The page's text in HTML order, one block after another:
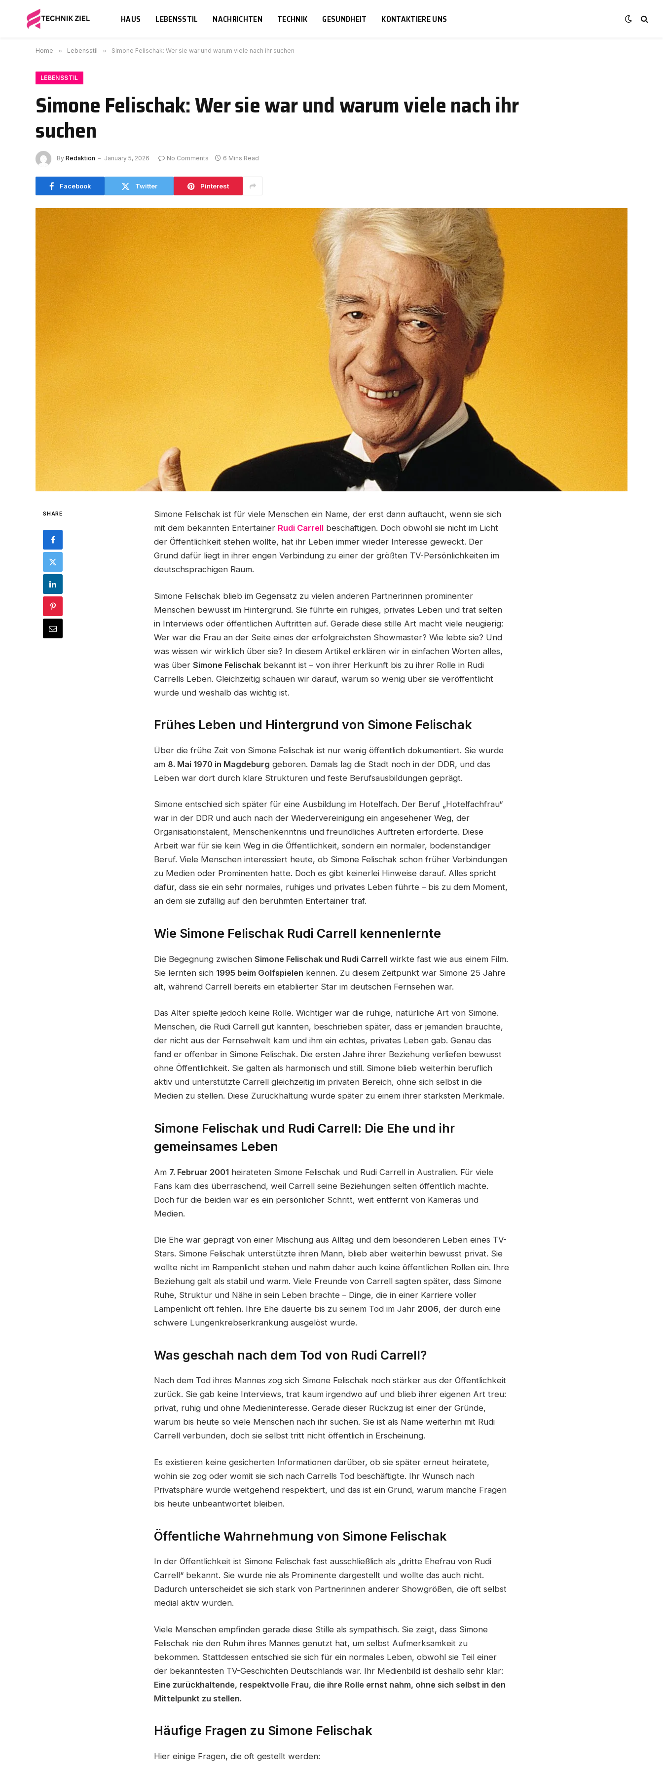
HAUS LEBENSSTIL NACHRICHTEN TECHNIK GESUNDHEIT KONTAKTIERE UNS
Home » Lebensstil » Simone Felischak: Wer sie war und warum viele nach ihr suchen
LEBENSSTIL
Simone Felischak: Wer sie war und warum viele nach ihr
suchen
By Redaktion January 5, 2026 No Comments 6 Mins Read
Facebook Twitter Pinterest
SHARE
Simone Felischak ist für viele Menschen ein Name, der erst dann auftaucht, wenn sie sich
mit dem bekannten Entertainer Rudi Carrell beschäftigen. Doch obwohl sie nicht im Licht
der Öffentlichkeit stehen wollte, hat ihr Leben immer wieder Interesse geweckt. Der
Grund dafür liegt in ihrer engen Verbindung zu einer der größten TV-Persönlichkeiten im
deutschsprachigen Raum.
Simone Felischak blieb im Gegensatz zu vielen anderen Partnerinnen prominenter
Menschen bewusst im Hintergrund. Sie führte ein ruhiges, privates Leben und trat selten
in Interviews oder öffentlichen Auftritten auf. Gerade diese stille Art macht viele neugierig:
Wer war die Frau an der Seite eines der erfolgreichsten Showmaster? Wie lebte sie? Und
was wissen wir wirklich über sie? In diesem Artikel erklären wir in einfachen Worten alles,
was über Simone Felischak bekannt ist – von ihrer Herkunft bis zu ihrer Rolle in Rudi
Carrells Leben. Gleichzeitig schauen wir darauf, warum so wenig über sie veröffentlicht
wurde und weshalb das wichtig ist.
Frühes Leben und Hintergrund von Simone Felischak
Über die frühe Zeit von Simone Felischak ist nur wenig öffentlich dokumentiert. Sie wurde
am 8. Mai 1970 in Magdeburg geboren. Damals lag die Stadt noch in der DDR, und das
Leben war dort durch klare Strukturen und feste Berufsausbildungen geprägt.
Simone entschied sich später für eine Ausbildung im Hotelfach. Der Beruf „Hotelfachfrau“
war in der DDR und auch nach der Wiedervereinigung ein angesehener Weg, der
Organisationstalent, Menschenkenntnis und freundliches Auftreten erforderte. Diese
Arbeit war für sie kein Weg in die Öffentlichkeit, sondern ein normaler, bodenständiger
Beruf. Viele Menschen interessiert heute, ob Simone Felischak schon früher Verbindungen
zu Medien oder Prominenten hatte. Doch es gibt keinerlei Hinweise darauf. Alles spricht
dafür, dass sie ein sehr normales, ruhiges und privates Leben führte – bis zu dem Moment,
an dem sie zufällig auf den berühmten Entertainer traf.
Wie Simone Felischak Rudi Carrell kennenlernte
Die Begegnung zwischen Simone Felischak und Rudi Carrell wirkte fast wie aus einem Film.
Sie lernten sich 1995 beim Golfspielen kennen. Zu diesem Zeitpunkt war Simone 25 Jahre
alt, während Carrell bereits ein etablierter Star im deutschen Fernsehen war.
Das Alter spielte jedoch keine Rolle. Wichtiger war die ruhige, natürliche Art von Simone.
Menschen, die Rudi Carrell gut kannten, beschrieben später, dass er jemanden brauchte,
der nicht aus der Fernsehwelt kam und ihm ein echtes, privates Leben gab. Genau das
fand er offenbar in Simone Felischak. Die ersten Jahre ihrer Beziehung verliefen bewusst
ohne Öffentlichkeit. Sie galten als harmonisch und still. Simone blieb weiterhin beruflich
aktiv und unterstützte Carrell gleichzeitig im privaten Bereich, ohne sich selbst in die
Medien zu stellen. Diese Zurückhaltung wurde später zu einem ihrer stärksten Merkmale.
Simone Felischak und Rudi Carrell: Die Ehe und ihr
gemeinsames Leben
Am 7. Februar 2001 heirateten Simone Felischak und Rudi Carrell in Australien. Für viele
Fans kam dies überraschend, weil Carrell seine Beziehungen selten öffentlich machte.
Doch für die beiden war es ein persönlicher Schritt, weit entfernt von Kameras und
Medien.
Die Ehe war geprägt von einer Mischung aus Alltag und dem besonderen Leben eines TV-
Stars. Simone Felischak unterstützte ihren Mann, blieb aber weiterhin bewusst privat. Sie
wollte nicht im Rampenlicht stehen und nahm daher auch keine öffentlichen Rollen ein. Ihre
Beziehung galt als stabil und warm. Viele Freunde von Carrell sagten später, dass Simone
Ruhe, Struktur und Nähe in sein Leben brachte – Dinge, die in einer Karriere voller
Lampenlicht oft fehlen. Ihre Ehe dauerte bis zu seinem Tod im Jahr 2006, der durch eine
schwere Lungenkrebserkrankung ausgelöst wurde.
Was geschah nach dem Tod von Rudi Carrell?
Nach dem Tod ihres Mannes zog sich Simone Felischak noch stärker aus der Öffentlichkeit
zurück. Sie gab keine Interviews, trat kaum irgendwo auf und blieb ihrer eigenen Art treu:
privat, ruhig und ohne Medieninteresse. Gerade dieser Rückzug ist einer der Gründe,
warum bis heute so viele Menschen nach ihr suchen. Sie ist als Name weiterhin mit Rudi
Carrell verbunden, doch sie selbst tritt nicht öffentlich in Erscheinung.
Es existieren keine gesicherten Informationen darüber, ob sie später erneut heiratete,
wohin sie zog oder womit sie sich nach Carrells Tod beschäftigte. Ihr Wunsch nach
Privatsphäre wurde weitgehend respektiert, und das ist ein Grund, warum manche Fragen
bis heute unbeantwortet bleiben.
Öffentliche Wahrnehmung von Simone Felischak
In der Öffentlichkeit ist Simone Felischak fast ausschließlich als „dritte Ehefrau von Rudi
Carrell“ bekannt. Sie wurde nie als Prominente dargestellt und wollte das auch nicht.
Dadurch unterscheidet sie sich stark von Partnerinnen anderer Showgrößen, die oft selbst
medial aktiv wurden.
Viele Menschen empfinden gerade diese Stille als sympathisch. Sie zeigt, dass Simone
Felischak nie den Ruhm ihres Mannes genutzt hat, um selbst Aufmerksamkeit zu
bekommen. Stattdessen entschied sie sich für ein normales Leben, obwohl sie Teil einer
der bekanntesten TV-Geschichten Deutschlands war. Ihr Medienbild ist deshalb sehr klar:
Eine zurückhaltende, respektvolle Frau, die ihre Rolle ernst nahm, ohne sich selbst in den
Mittelpunkt zu stellen.
Häufige Fragen zu Simone Felischak
Hier einige Fragen, die oft gestellt werden: